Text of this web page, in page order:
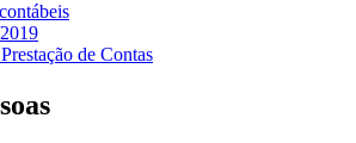
de Contas